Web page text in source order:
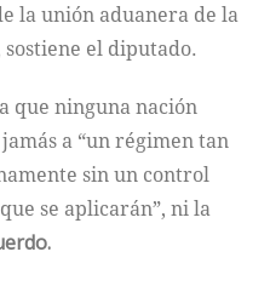
la unión aduanera de la
el diputado.
que ninguna nación
a “un régimen tan
sin un control
se aplicarán”, ni la